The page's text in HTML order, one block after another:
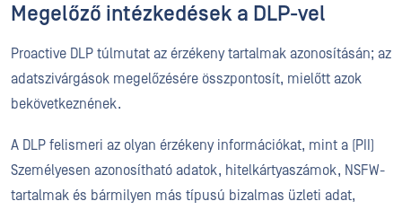
Megelőző intézkedések a DLP-vel
Proactive DLP túlmutat az érzékeny tartalmak azonosításán; az
adatszivárgások megelőzésére összpontosít, mielőtt azok
bekövetkeznének.
A DLP felismeri az olyan érzékeny információkat, mint a (PII)
Személyesen azonosítható adatok, hitelkártyaszámok, NSFW-
tartalmak és bármilyen más típusú bizalmas üzleti adat,